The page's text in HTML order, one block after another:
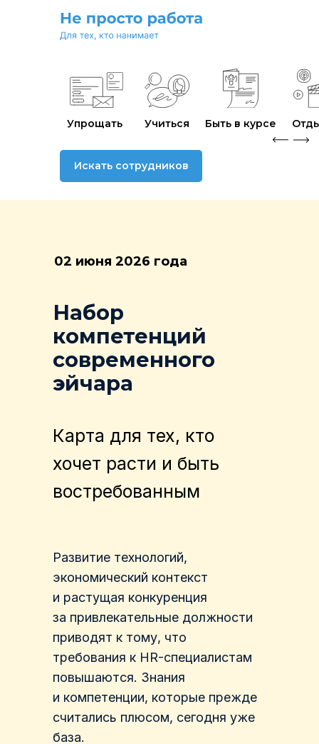
Упрощать Быть в курсе
Учиться
Искать сотрудников
Набор
компетенций
современного
эйчара
Развитие технологий,
экономический контекст
и растущая конкуренция
за привлекательные должности
приводят к тому, что
требования к HR-специалистам
повышаются. Знания
и компетенции, которые прежде
считались плюсом, сегодня уже
база.
02 июня 2026 года
Карта для тех, кто
хочет расти и быть
востребованным